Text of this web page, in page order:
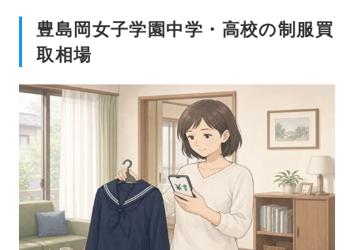
豊島岡女子学園中学・高校の制服買
取相場